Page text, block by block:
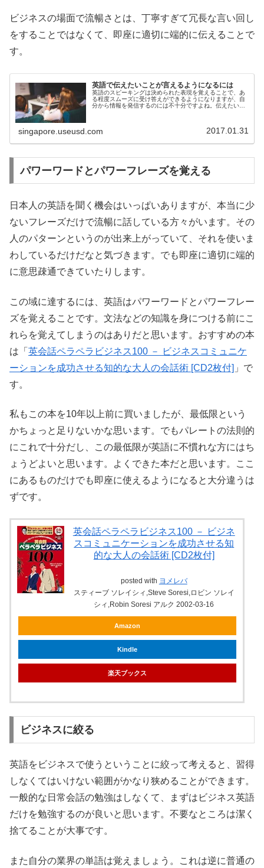
ビジネスの場面で流暢さとは、丁寧すぎて冗長な言い回し
をすることではなくて、即座に適切に端的に伝えることで
す。
英語で伝えたいことが言えるようになるには
英語のスピーキングは決められた表現を覚えることで、あ
る程度スムーズに受け答えができるようになりますが、自
分から情報を発信するのには不十分ですよね。伝えたいこ
singapore.useusd.com 2017.01.31
パワーワードとパワーフレーズを覚える
日本人の英語を聞く機会はいっぱいありますが、本当に少
ないフレーズだけで流暢に話している方々がいます。その
人のパターンというのが出来上がっていて、それを使いま
わしているだけだなと気づきます。でも即座に適切に端的
に意思疎通できていたりします。
この域に達するには、英語はパワーワードとパワーフレー
ズを覚えることです。文法などの知識を身につける前にこ
れらを覚えてしまうのはありだと思います。おすすめの本
は「 英会話ペラペラビジネス100 － ビジネスコミュニケ
ーションを成功させる知的な大人の会話術 [CD2枚付] 」で
す。
私もこの本を10年以上前に買いましたが、最低限という
かちょっと足りないかな思います。でもパレートの法則的
にこれで十分だし、この最低限が英語に不慣れな方にはち
ょうどよいと思います。よくできた本だと思います。ここ
にあるものだけでも即座に使えるようになると大分違うは
ずです。
英会話ペラペラビジネス100 － ビジネ
スコミュニケーションを成功させる知
的な大人の会話術 [CD2枚付]
posted with ヨメレバ
スティーブ ソレイシィ,Steve Soresi,ロビン ソレイ
シィ,Robin Soresi アルク 2002-03-16
Amazon
Kindle
楽天ブックス
ビジネスに絞る
英語をビジネスで使うということに絞って考えると、習得
しなくてはいけない範囲がかなり狭めることができます。
一般的な日常会話の勉強はしなくて、まずはビジネス英語
だけを勉強するのが良いと思います。不要なところは潔く
捨てることが大事です。
また自分の業界の単語は覚えましょう。これは逆に普通の